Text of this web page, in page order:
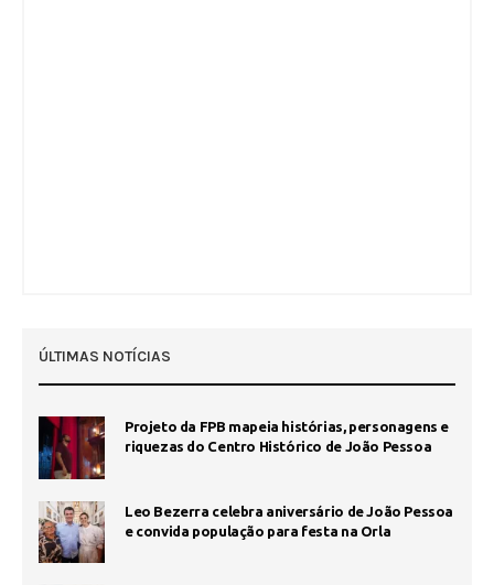
ÚLTIMAS NOTÍCIAS
Projeto da FPB mapeia histórias, personagens e
riquezas do Centro Histórico de João Pessoa
Leo Bezerra celebra aniversário de João Pessoa
e convida população para festa na Orla